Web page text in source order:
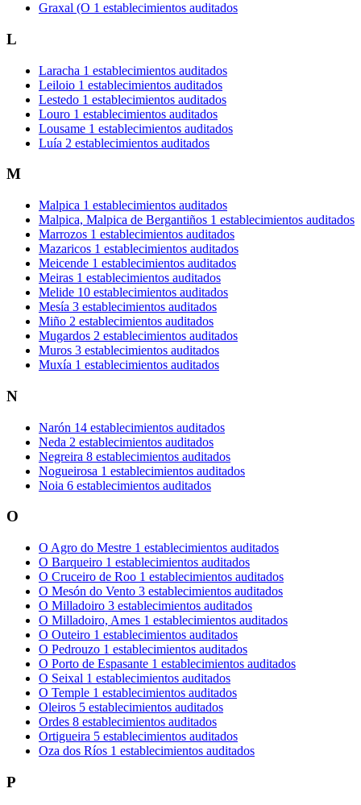
Graxal (O 1 establecimientos auditados
L
Laracha 1 establecimientos auditados
Leiloio 1 establecimientos auditados
Lestedo 1 establecimientos auditados
Louro 1 establecimientos auditados
Lousame 1 establecimientos auditados
Luía 2 establecimientos auditados
M
Malpica 1 establecimientos auditados
Malpica, Malpica de Bergantiños 1 establecimientos auditados
Marrozos 1 establecimientos auditados
Mazaricos 1 establecimientos auditados
Meicende 1 establecimientos auditados
Meiras 1 establecimientos auditados
Melide 10 establecimientos auditados
Mesía 3 establecimientos auditados
Miño 2 establecimientos auditados
Mugardos 2 establecimientos auditados
Muros 3 establecimientos auditados
Muxía 1 establecimientos auditados
N
Narón 14 establecimientos auditados
Neda 2 establecimientos auditados
Negreira 8 establecimientos auditados
Nogueirosa 1 establecimientos auditados
Noia 6 establecimientos auditados
O
O Agro do Mestre 1 establecimientos auditados
O Barqueiro 1 establecimientos auditados
O Cruceiro de Roo 1 establecimientos auditados
O Mesón do Vento 3 establecimientos auditados
O Milladoiro 3 establecimientos auditados
O Milladoiro, Ames 1 establecimientos auditados
O Outeiro 1 establecimientos auditados
O Pedrouzo 1 establecimientos auditados
O Porto de Espasante 1 establecimientos auditados
O Seixal 1 establecimientos auditados
O Temple 1 establecimientos auditados
Oleiros 5 establecimientos auditados
Ordes 8 establecimientos auditados
Ortigueira 5 establecimientos auditados
Oza dos Ríos 1 establecimientos auditados
P